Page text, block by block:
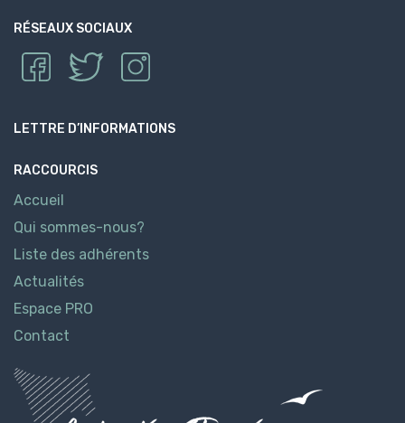
RÉSEAUX SOCIAUX
LETTRE D’INFORMATIONS
RACCOURCIS
Accueil
Qui sommes-nous?
Liste des adhérents
Actualités
Espace PRO
Contact